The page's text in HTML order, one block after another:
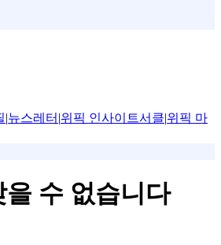
|뉴스레터 |위픽 인사이트서클|위픽 마
수 없습니다